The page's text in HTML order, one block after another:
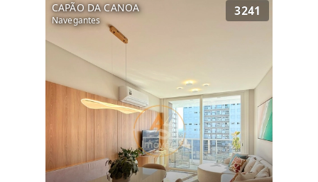
CAPÃO DA CANOA
Navegantes
3241